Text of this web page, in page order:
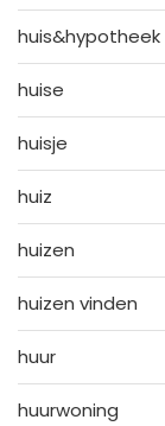
huis&hypotheek
huise
huisje
huiz
huizen
huizen vinden
huur
huurwoning